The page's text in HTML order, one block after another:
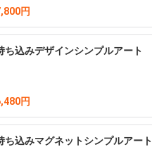
円
ち込みデザインシンプルアート
円
ち込みマグネットシンプルアート